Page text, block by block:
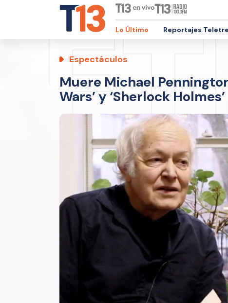
Lo Último Reportajes
Espectáculos
Muere Michael
Wars’ y ‘Sherlock Holmes’